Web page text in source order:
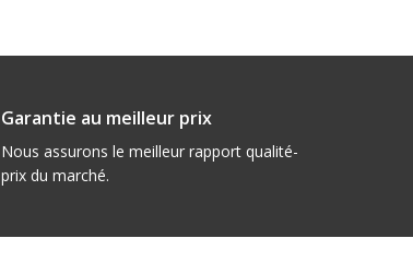
Garantie au meilleur prix
Nous assurons le meilleur rapport qualité-
prix du marché.